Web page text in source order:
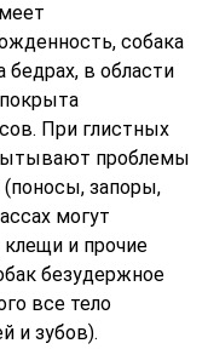
собака
в области
При глистных
проблемы
запоры,
могут
и прочие
безудержное
все тело
и зубов).